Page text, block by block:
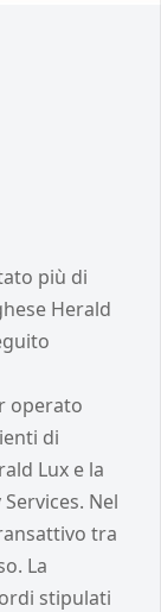
più di
Herald
operato
di
Lux e la
Nel
tra
La
stipulati